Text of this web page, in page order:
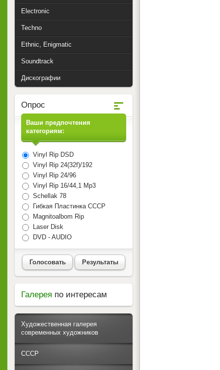
Electronic
Techno
Ethnic, Enigmatic
Soundtrack
Дискографии
Опрос
Ваши предпочтения
категориям:
Vinyl Rip DSD
Vinyl Rip 24(32f)/192
Vinyl Rip 24/96
Vinyl Rip 16/44,1 Mp3
Schellak 78
Гибкая Пластинка СССР
Magnitoalbom Rip
Laser Disk
DVD - AUDIO
Голосовать Результаты
Галерея по интересам
Художественная галерея
современных художников
СССР